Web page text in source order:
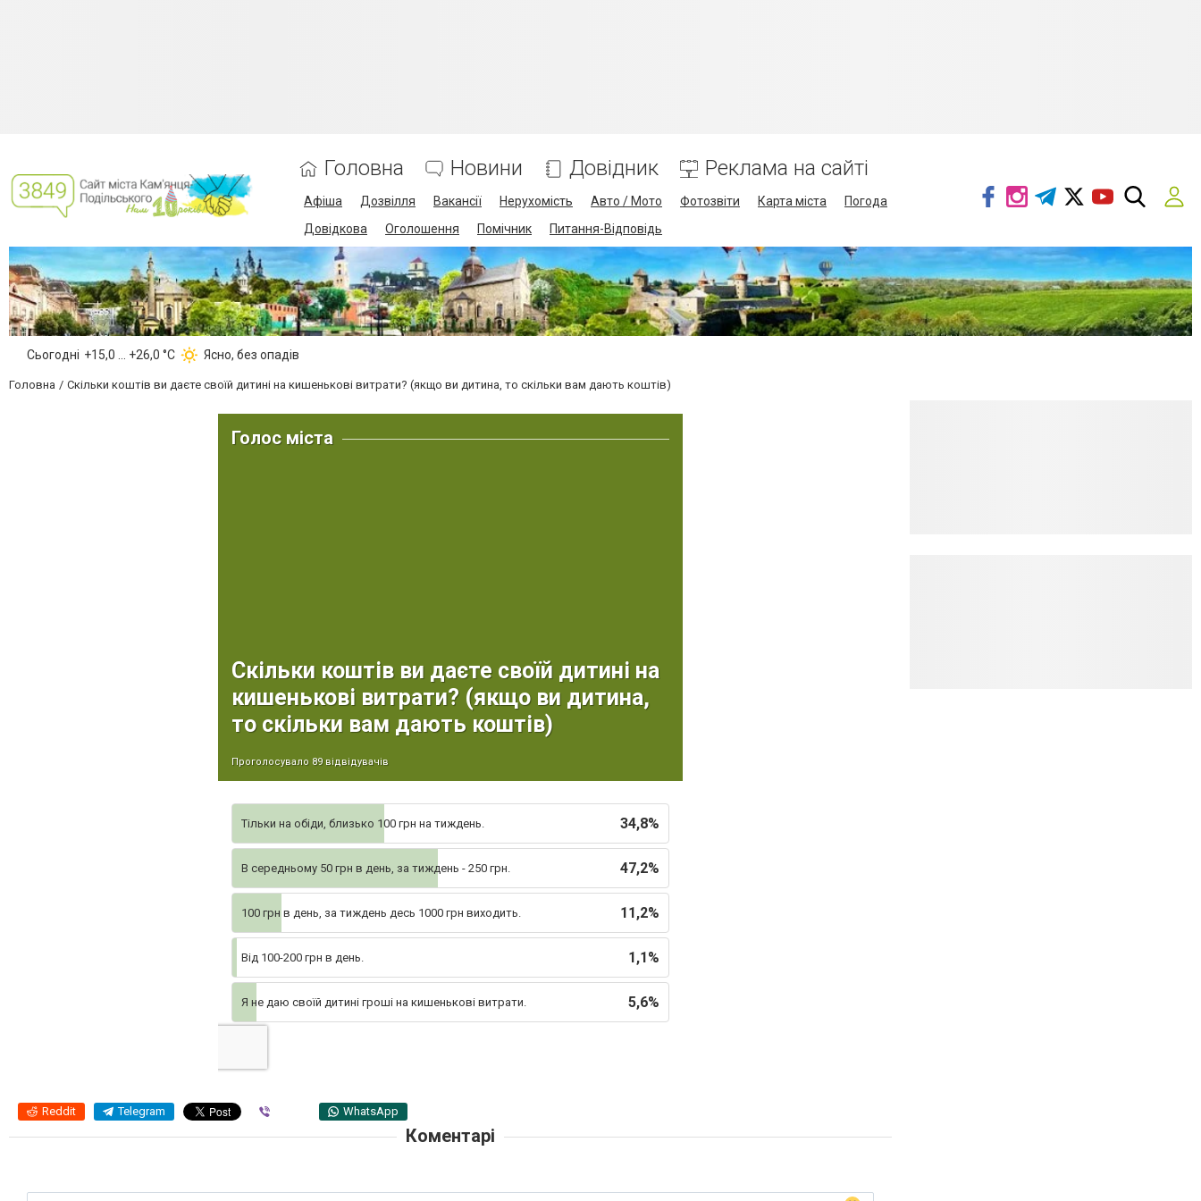
Головна Новини Довідник Реклама на сайті
Афіша Дозвілля Вакансії Нерухомість Авто / Мото Фотозвіти Карта міста
Погода
Довідкова
Оголошення Помічник Питання-Відповідь
Сьогодні +15,0 ... +26,0 °С Ясно, без опадів
Головна Скільки коштів ви даєте своїй дитині на кишенькові витрати? (якщо ви дитина, то скільки вам дають коштів)
Голос міста
Скільки коштів ви даєте своїй дитині на
кишенькові витрати? (якщо ви дитина,
то скільки вам дають коштів)
Проголосувало 89 відвідувачів
34,8%
Тільки на обіди, близько 100 грн на тиждень.
47,2%
В середньому 50 грн в день, за тиждень - 250 грн.
11,2%
100 грн в день, за тиждень десь 1000 грн виходить.
1,1%
Від 100-200 грн в день.
5,6%
Я не даю своїй дитині гроші на кишенькові витрати.
Reddit Telegram WhatsApp
Коментарі